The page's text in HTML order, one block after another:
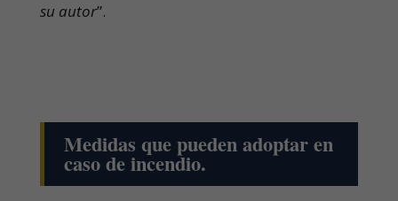
su autor”.
Medidas que pueden adoptar en
caso de incendio.